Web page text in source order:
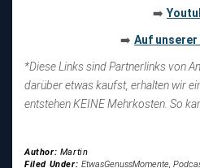
➡️
➡️ Auf unserer
*Diese Links sind Partnerlinks von
darüber etwas kaufst, erhalten wir
entstehen KEINE Mehrkosten. So
Author: Martin
Filed Under: EtwasGenussMomente,